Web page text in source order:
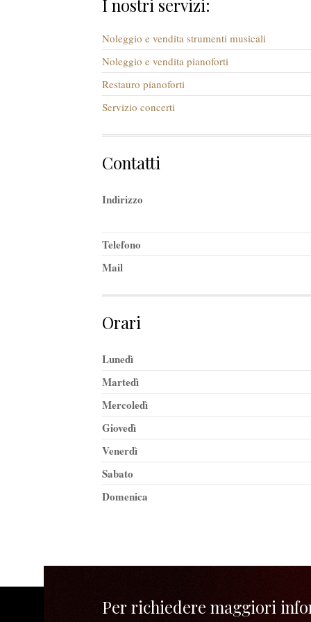
I nostri servizi:
Noleggio e vendita strumenti musicali
Noleggio e vendita pianoforti
Restauro pianoforti
Servizio concerti
Contatti
Indirizzo
Telefono
Mail
Orari
Lunedì
Martedì
Mercoledì
Giovedì
Venerdì
Sabato
Domenica
Per richiedere maggiori